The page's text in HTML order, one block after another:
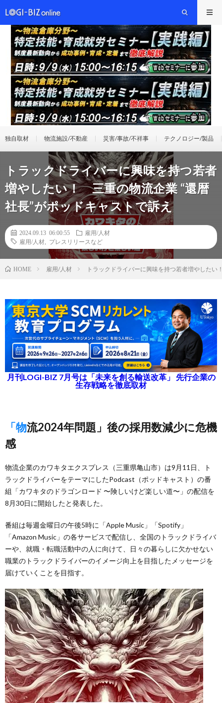
独自取材 物流施設/不動産 災害/事故/不祥事 テクノロジー/製品
トラックドライバーに興味を持つ若者
増やしたい！ 三重の物流企業 “還暦
社長”がポッドキャストで訴え
2024.09.13 06:00:55
雇用/人材
雇用/人材
プレスリリースなど
HOME 雇用/人材 トラックドライバーに興味を持つ若者増やした
月刊LOGI-BIZ 7月号は「未来を創る輸送改革」 先行企業の
生存戦略を徹底取材
「物流2024年問題」後の採用数減少に危機
感‬‭
‭物流企業のカワキタエクスプレス（三重県亀山市）は9月11日、ト
ラックドラ‬イバーをテーマにしたPodcast（ポッドキャスト）の番
組「カワキタのドラゴンロード 〜険しいけど楽しい道〜」の配信を
8月‬30日に開始したと発表した。
番組は毎週金曜日の午後5時に「Apple Music」「Spotify」
「Amazon Music」の各サービスで配信し、全国のトラックドライバ
ーや、就職・転職‬活動中の人に向けて、日々の暮らしに欠かせない
職業のトラックドライバーのイメージ向上を目指したメッ‬セージを
届けていくことを目指す。‬